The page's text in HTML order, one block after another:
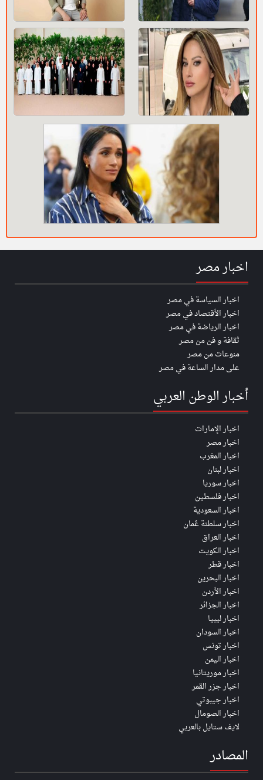
اخبار مصر
اخبار السياسة في مصر
اخبار الأقتصاد في مصر
اخبار الرياضة في مصر
ثقافة و فن من مصر
منوعات من مصر
على مدار الساعة في مصر
أخبار الوطن العربي
اخبار الإمارات
اخبار مصر
اخبار المغرب
اخبار لبنان
اخبار سوريا
اخبار فلسطين
اخبار السعودية
اخبار سلطنة عُمان
اخبار العراق
اخبار الكويت
اخبار قطر
اخبار البحرين
اخبار الأردن
اخبار الجزائر
اخبار ليبيا
اخبار السودان
اخبار تونس
اخبار اليمن
اخبار موريتانيا
اخبار جزر القمر
اخبار جيبوتي
اخبار الصومال
لايف ستايل بالعربي
المصادر